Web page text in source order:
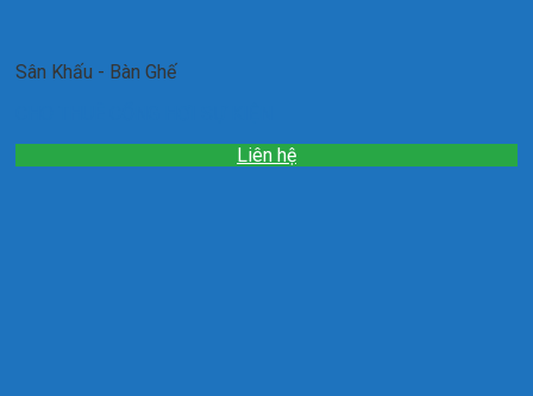
Sân Khấu - Bàn Ghế
Liên hệ